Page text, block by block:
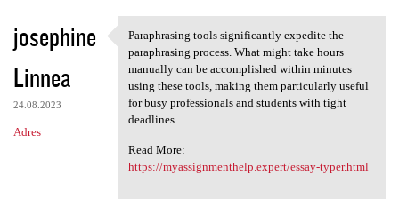
josephine
Linnea
24.08.2023
Adres
Paraphrasing tools
Paraphrasing tools significantly expedite the
paraphrasing process. What might take hours
manually can be accomplished within minutes
using these tools, making them particularly useful
for busy professionals and students with tight
deadlines.
Read More:
https://myassignmenthelp.expert/essay-typer.html